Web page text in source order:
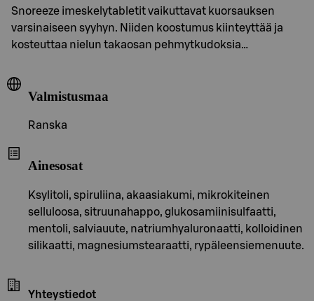
Snoreeze imeskelytabletit vaikuttavat kuorsauksen
varsinaiseen syyhyn. Niiden koostumus kiinteyttää ja
kosteuttaa nielun takaosan pehmytkudoksia…
Valmistusmaa
Ranska
Ainesosat
Ksylitoli, spiruliina, akaasiakumi, mikrokiteinen
selluloosa, sitruunahappo, glukosamiinisulfaatti,
mentoli, salviauute, natriumhyaluronaatti, kolloidinen
silikaatti, magnesiumstearaatti, rypäleensiemenuute.
Yhteystiedot